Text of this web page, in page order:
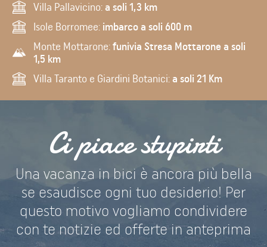
Villa Pallavicino:a soli 1,3 km
Isole Borromee: imbarco a soli 600 m
Monte Mottarone:funivia Stresa Mottarone a soli
1,5 km
Villa Taranto e Giardini Botanici:a soli 21 Km
Ci piace stupirti
Una vacanza in bici è ancora più bella
se esaudisce ogni tuo desiderio! Per
questo motivo vogliamo condividere
con te notizie ed offerte in anteprima